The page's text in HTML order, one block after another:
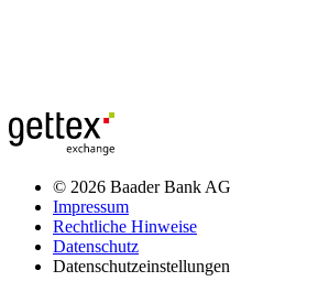
© 2026 Baader Bank AG
Impressum
Rechtliche Hinweise
Datenschutz
Datenschutzeinstellungen